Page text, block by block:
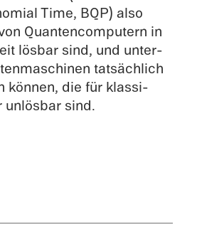
Time, BQP) also
Quanten­com­pu­tern in
lösbar sind, und unter­
tatsäch­lich
können, die für klassi­
unlös­bar sind.